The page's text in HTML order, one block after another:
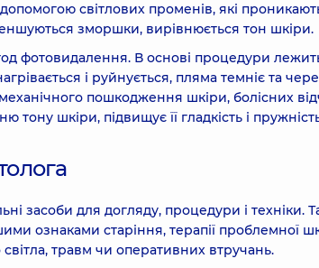
Clear обличчя (фототерапія BBL)
Clear BBL в зоні декольте (фототерапія
світлових променів, які
зморшки, вирівнюється тон шкіри.
фотовидалення. В основі процедури
і руйнується, пляма темніє та
пошкодження шкіри, болісних
шкіри, підвищує її гладкість і
засоби для догляду, процедури і техніки.
ознаками старіння, терапії проблемної
травм чи оперативних втручань.